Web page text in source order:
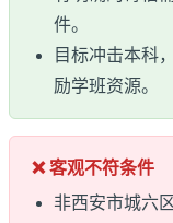
件。
目标冲击本科
励学班资源。
❌ 客观不符条件
非西安市城六